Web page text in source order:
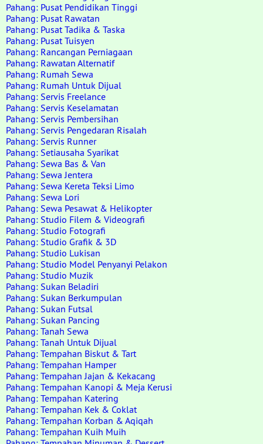
Pahang: Pusat Pendidikan Tinggi
Pahang: Pusat Rawatan
Pahang: Pusat Tadika & Taska
Pahang: Pusat Tuisyen
Pahang: Rancangan Perniagaan
Pahang: Rawatan Alternatif
Pahang: Rumah Sewa
Pahang: Rumah Untuk Dijual
Pahang: Servis Freelance
Pahang: Servis Keselamatan
Pahang: Servis Pembersihan
Pahang: Servis Pengedaran Risalah
Pahang: Servis Runner
Pahang: Setiausaha Syarikat
Pahang: Sewa Bas & Van
Pahang: Sewa Jentera
Pahang: Sewa Kereta Teksi Limo
Pahang: Sewa Lori
Pahang: Sewa Pesawat & Helikopter
Pahang: Studio Filem & Videografi
Pahang: Studio Fotografi
Pahang: Studio Grafik & 3D
Pahang: Studio Lukisan
Pahang: Studio Model Penyanyi Pelakon
Pahang: Studio Muzik
Pahang: Sukan Beladiri
Pahang: Sukan Berkumpulan
Pahang: Sukan Futsal
Pahang: Sukan Pancing
Pahang: Tanah Sewa
Pahang: Tanah Untuk Dijual
Pahang: Tempahan Biskut & Tart
Pahang: Tempahan Hamper
Pahang: Tempahan Jajan & Kekacang
Pahang: Tempahan Kanopi & Meja Kerusi
Pahang: Tempahan Katering
Pahang: Tempahan Kek & Coklat
Pahang: Tempahan Korban & Aqiqah
Pahang: Tempahan Kuih Muih